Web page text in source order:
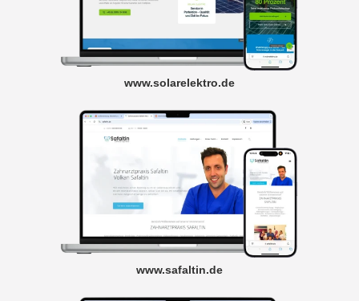
www.solarelektro.de
www.safaltin.de